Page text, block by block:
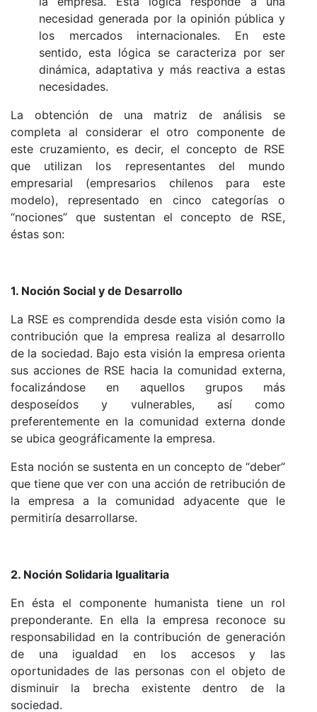
necesidad generada por la opinión pública y
los mercados internacionales. En este
sentido, esta lógica se caracteriza por ser
dinámica, adaptativa y más reactiva a estas
necesidades.
La obtención de una matriz de análisis se
completa al considerar el otro componente de
este cruzamiento, es decir, el concepto de RSE
que utilizan los representantes del mundo
empresarial (empresarios chilenos para este
modelo), representado en cinco categorías o
“nociones” que sustentan el concepto de RSE,
éstas son:
1. Noción Social y de Desarrollo
La RSE es comprendida desde esta visión como la
contribución que la empresa realiza al desarrollo
de la sociedad. Bajo esta visión la empresa orienta
sus acciones de RSE hacia la comunidad externa,
focalizándose en aquellos grupos más
desposeídos y vulnerables, así como
preferentemente en la comunidad externa donde
se ubica geográficamente la empresa.
Esta noción se sustenta en un concepto de “deber”
que tiene que ver con una acción de retribución de
la empresa a la comunidad adyacente que le
permitiría desarrollarse.
2. Noción Solidaria Igualitaria
En ésta el componente humanista tiene un rol
preponderante. En ella la empresa reconoce su
responsabilidad en la contribución de generación
de una igualdad en los accesos y las
oportunidades de las personas con el objeto de
disminuir la brecha existente dentro de la
sociedad.